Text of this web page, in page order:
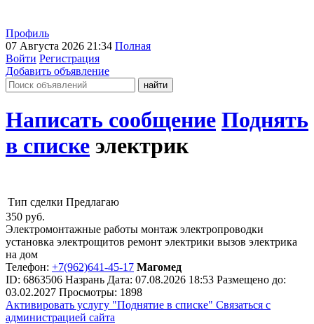
Профиль
07 Августа 2026 21:34 Полная
Войти Регистрация
Добавить объявление
Написать сообщение Поднять
в списке электрик
Тип сделки Предлагаю
350 руб.
Электромонтажные работы монтаж электропроводки
установка электрощитов ремонт электрики вызов электрика
на дом
Телефон: +7(962)641-45-17 Магомед
ID: 6863506 Назрань Дата: 07.08.2026 18:53 Размещено до:
03.02.2027 Просмотры: 1898
Активировать услугу "Поднятие в списке" Связаться с
администрацией сайта